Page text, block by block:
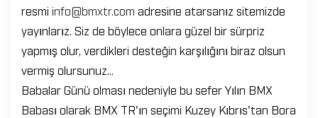
resmi info@bmxtr.com adresine atarsanız sitemizde
yayınlarız. Siz de böylece onlara güzel bir sürpriz
yapmış olur, verdikleri desteğin karşılığını biraz olsun
vermiş olursunuz...
Babalar Günü olması nedeniyle bu sefer Yılın BMX
Babası olarak BMX TR'ın seçimi Kuzey Kıbrıs'tan Bora